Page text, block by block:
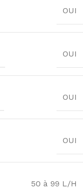
OUI
OUI
OUI
OUI
50 à 99 L/H